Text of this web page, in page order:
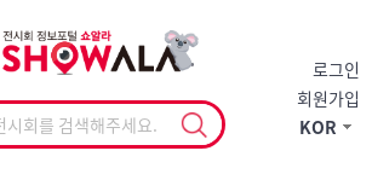
로그인
회원가입
KOR